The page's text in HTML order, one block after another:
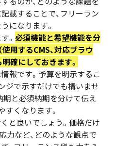
載することで、フリーラン
になります。
。必須機能と希望機能を分
用するCMS、対応ブラウ
確にしておきます。
報です。予算を明示するこ
ジで示すだけでも構いませ
期と必須納期を分けて伝え
すくなります。
と良いでしょう。価格だけ
力など、どのような観点で